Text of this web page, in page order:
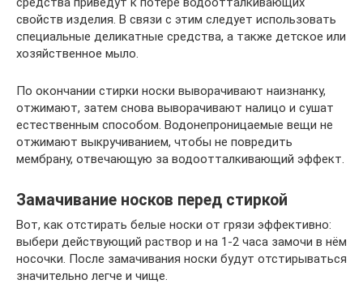
свойств изделия. В связи с этим следует использовать
специальные деликатные средства, а также детское или
хозяйственное мыло.
По окончании стирки носки выворачивают наизнанку,
отжимают, затем снова выворачивают налицо и сушат
естественным способом. Водонепроницаемые вещи не
отжимают выкручиванием, чтобы не повредить
мембрану, отвечающую за водоотталкивающий эффект.
Замачивание носков перед стиркой
Вот, как отстирать белые носки от грязи эффективно:
выбери действующий раствор и на 1-2 часа замочи в нём
носочки. После замачивания носки будут отстирываться
значительно легче и чище.